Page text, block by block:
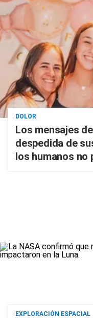
DOLOR
Los mensajes
despedida de
los humanos no
EXPLORACIÓN ESPACIAL